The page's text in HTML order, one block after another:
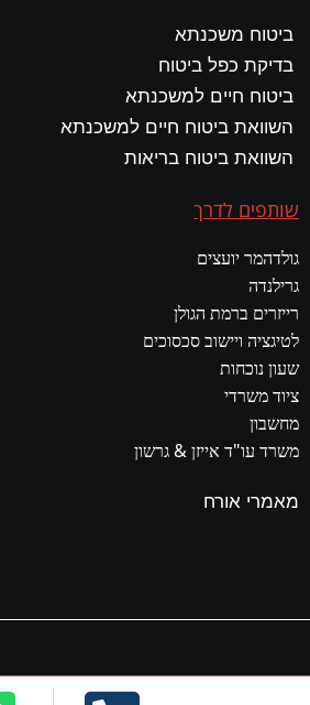
ביטוח משכנתא
בדיקת כפל ביטוח
ביטוח חיים למשכנתא
השוואת ביטוח חיים למשכנתא
השוואת ביטוח בריאות
שותפים לדרך
גולדהמר יועצים
גרילנדה
רייזרים ברמת הגולן
לטיגציה ויישוב סכסוכים
שעון נוכחות
ציוד משרדי
מחשבון
משרד עו"ד אייזן & גרשון
מאמרי אורח